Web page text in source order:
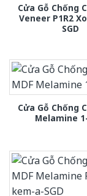
Cửa Gỗ Chống
Veneer P1R2
SGD
Cửa Gỗ Chống
Melamine